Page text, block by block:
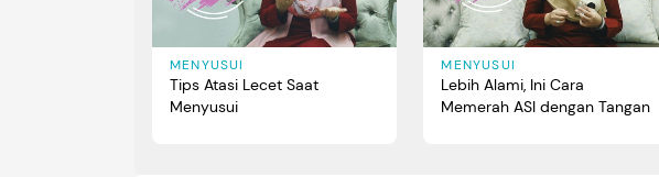
MENYUSUI
Tips Atasi Lecet Saat
Menyusui
MENYUSUI
Lebih Alami, Ini Cara
Memerah ASI dengan Tangan